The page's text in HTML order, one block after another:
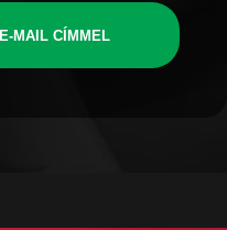
MAIL CÍMMEL